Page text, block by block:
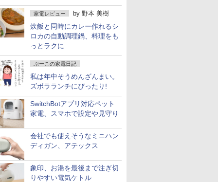
家電レビュー by 野本 美樹
炊飯と同時にカレー作れるシ
ロカの自動調理鍋、料理をも
っとラクに
ぷーこの家電日記
私は年中そうめんざんまい。
ズボラランチにぴったり!
SwitchBotアプリ対応ペット
家電、スマホで設定や見守り
会社でも使えそうなミニハン
ディガン、アテックス
象印、お湯を最後まで注ぎ切
りやすい電気ケトル